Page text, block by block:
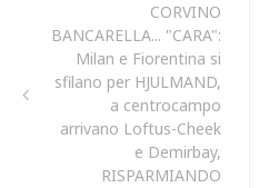
CORVINO
BANCARELLA... "CARA":
Milan e Fiorentina si
sfilano per HJULMAND,
a centrocampo
arrivano Loftus-Cheek
e Demirbay,
RISPARMIANDO